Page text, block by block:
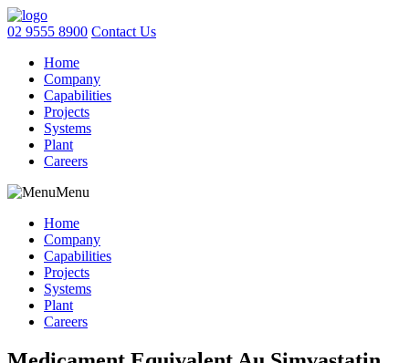
02 9555 8900 Contact Us
Home
Company
Capabilities
Projects
Systems
Plant
Careers
Menu
Home
Company
Capabilities
Projects
Systems
Plant
Careers